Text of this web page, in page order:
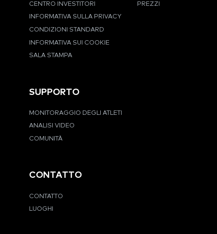
CENTRO INVESTITORI
INFORMATIVA SULLA PRIVACY
CONDIZIONI STANDARD
INFORMATIVA SUI COOKIE
SALA STAMPA
PREZZI
SUPPORTO
MONITORAGGIO DEGLI ATLETI
ANALISI VIDEO
COMUNITÀ
CONTATTO
CONTATTO
LUOGHI